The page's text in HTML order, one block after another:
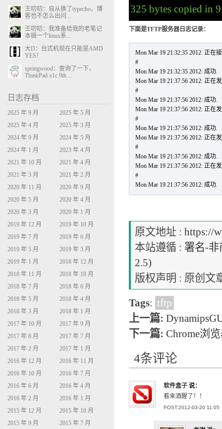
325 bytes copied in
下面是TFTP服务器日志记录：
Mon Mar 19 21:32:35 2012: 正在
#
Mon Mar 19 21:32:35 2012: 成功.
Mon Mar 19 21:37:56 2012: 正在
#
Mon Mar 19 21:37:56 2012: 成功.
Mon Mar 19 21:37:56 2012: 正在
#
Mon Mar 19 21:37:56 2012: 成功.
Mon Mar 19 21:37:56 2012: 正在
#
Mon Mar 19 21:37:56 2012: 成功.
Mon Mar 19 21:37:56 2012: 正在
#
Mon Mar 19 21:37:56 2012: 成功.
原文地址 :https://
本站遵循 : 署名-非
2.5)
版权声明 : 原创文
Tags: tftp
上一篇:
下一篇: Chrome浏
4条评论
软件盒子 说：
看来酒醒了！！
POST:2012-03-20 11:05
王叨叨：自从换了typecho，博
客也不怎么出问...
王叨叨：我准备给我的老笔记
本搞一个linux系...
大D：台式机现在只能是AMD
YES！
springwood：查询了一下，
ThinkPad x1c 9th ...
日志存档
2025 年 9 月
2025 年 5 月
2025 年 4 月
2025 年 3 月
2024 年 9 月
2024 年 5 月
2024 年 1 月
2023 年 4 月
2021 年 10 月
2021 年 4 月
2021 年 3 月
2021 年 2 月
2020 年 11 月
2020 年 9 月
2020 年 5 月
2020 年 4 月
2020 年 3 月
2020 年 1 月
2019 年 12 月
2019 年 10 月
2019 年 7 月
2019 年 6 月
2019 年 5 月
2019 年 3 月
2019 年 1 月
2018 年 12 月
2018 年 11 月
2018 年 10 月
2018 年 7 月
2018 年 6 月
2018 年 5 月
2018 年 4 月
2018 年 3 月
2018 年 1 月
2017 年 10 月
2017 年 9 月
2017 年 8 月
2017 年 7 月
2017 年 2 月
2017 年 1 月
2016 年 12 月
2016 年 11 月
2016 年 10 月
2016 年 7 月
2016 年 6 月
2016 年 4 月
2016 年 2 月
2016 年 1 月
2015 年 12 月
2015 年 10 月
2015 年 9 月
2015 年 7 月